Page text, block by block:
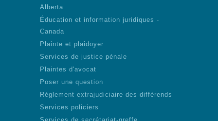
Alberta
Éducation et information juridiques -
Canada
Plainte et plaidoyer
Services de justice pénale
Plaintes d'avocat
Poser une question
Règlement extrajudiciaire des différends
Services policiers